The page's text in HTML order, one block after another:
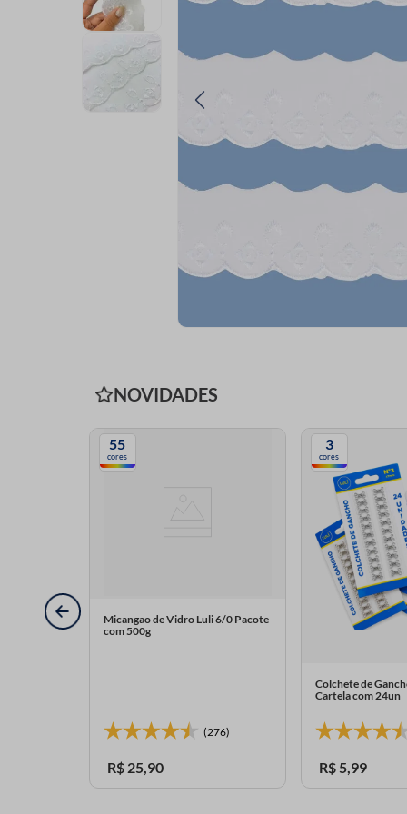
NOVIDADES
55
cores
Micangao de Vidro Luli 6/0 Pacote
com 500g
(276)
R$ 25, 90
3
cores
Colchete de
Cartela com 24un
R$ 5, 99
amigurumi